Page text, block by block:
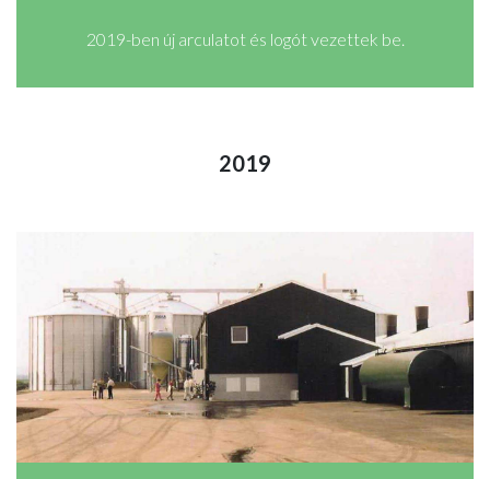
2019-ben új arculatot és logót vezettek be.
2019